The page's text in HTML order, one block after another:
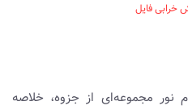
خرابی فایل
نور مجموعه‌ای از جزوه، خلاصه